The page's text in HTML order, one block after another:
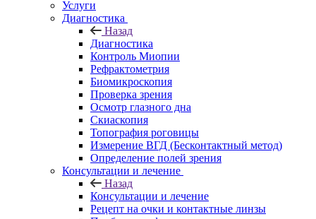
Услуги
Диагностика
Назад
Диагностика
Контроль Миопии
Рефрактометрия
Биомикроскопия
Проверка зрения
Осмотр глазного дна
Скиаскопия
Топография роговицы
Измерение ВГД (Бесконтактный метод)
Определение полей зрения
Консультации и лечение
Назад
Консультации и лечение
Рецепт на очки и контактные линзы